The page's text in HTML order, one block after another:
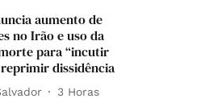
aumento de
no Irão e uso da
para “incutir
dissidência
3 Horas